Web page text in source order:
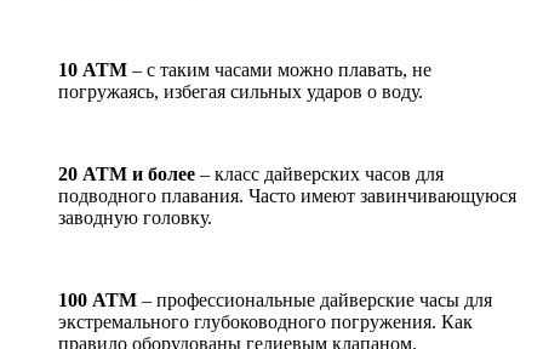
10 АТМ – с таким часами можно плавать, не
погружаясь, избегая сильных ударов о воду.
20 АТМ и более – класс дайверских часов для
подводного плавания. Часто имеют завинчивающуюся
заводную головку.
100 АТМ – профессиональные дайверские часы для
экстремального глубоководного погружения. Как
правило оборудованы гелиевым клапаном.